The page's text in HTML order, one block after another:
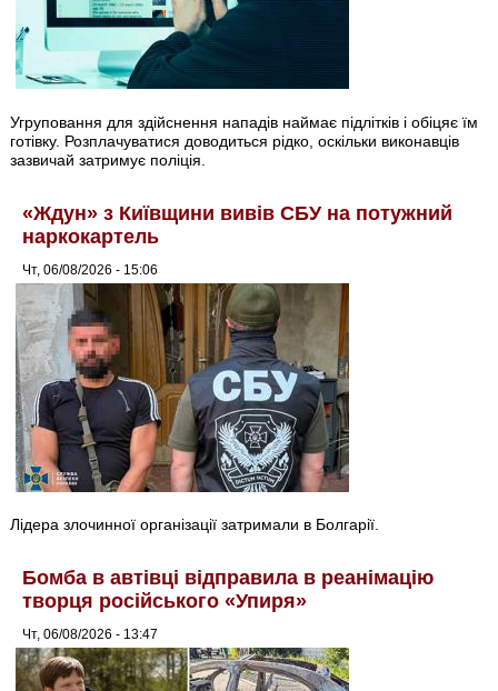
Угруповання для здійснення нападів наймає підлітків і обіцяє їм
готівку. Розплачуватися доводиться рідко, оскільки виконавців
зазвичай затримує поліція.
«Ждун» з Київщини вивів СБУ на потужний
наркокартель
Чт, 06/08/2026 - 15:06
Лідера злочинної організації затримали в Болгарії.
Бомба в автівці відправила в реанімацію
творця російського «Упиря»
Чт, 06/08/2026 - 13:47